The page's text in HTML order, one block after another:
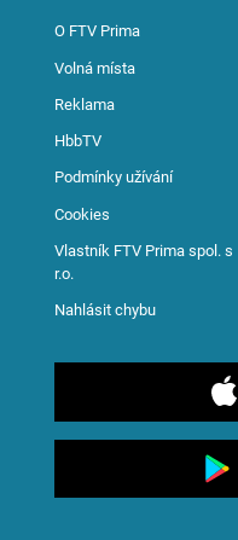
O FTV Prima
Volná místa
Reklama
HbbTV
Podmínky užívání
Cookies
Vlastník FTV Prima spol. s
r.o.
Nahlásit chybu